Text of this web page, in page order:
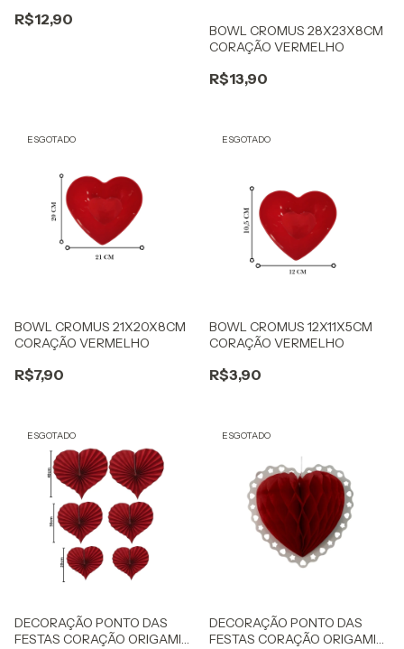
R$12,90
BOWL CROMUS 28X23X8CM
CORAÇÃO VERMELHO
R$13,90
ESGOTADO
BOWL CROMUS 21X20X8CM
CORAÇÃO VERMELHO
R$7,90
ESGOTADO
BOWL CROMUS 12X11X5CM
CORAÇÃO VERMELHO
R$3,90
ESGOTADO
DECORAÇÃO PONTO DAS
FESTAS CORAÇÃO ORIGAMI
ESGOTADO
DECORAÇÃO PONTO DAS
FESTAS CORAÇÃO ORIGAMI